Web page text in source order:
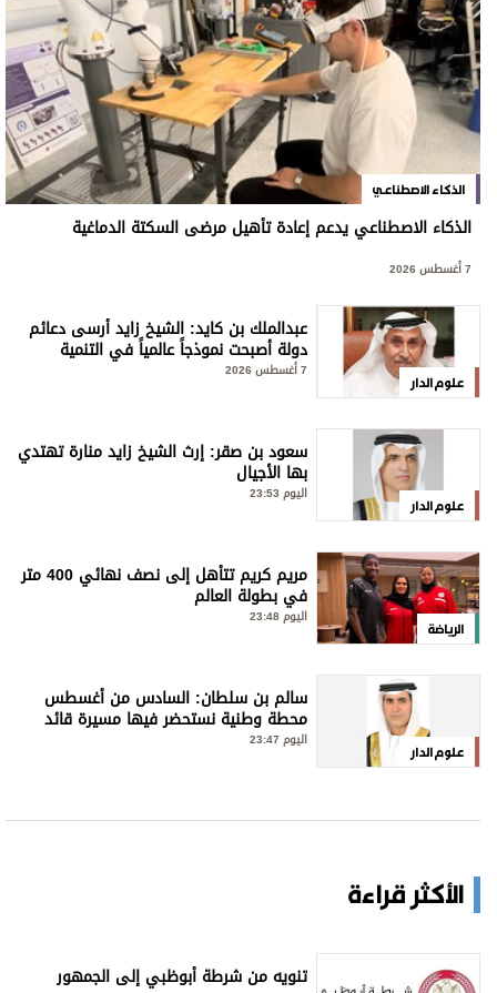
الذكاء الاصطناعي
الذكاء الاصطناعي يدعم إعادة تأهيل مرضى السكتة الدماغية
علوم الدار
عبدالملك بن كايد: الشيخ زايد أرسى دعائم
دولة أصبحت نموذجاً عالمياً في التنمية
والإنسانية
علوم الدار
سعود بن صقر: إرث الشيخ زايد منارة تهتدي
بها الأجيال
اليوم 23:53
الرياضة
مريم كريم تتأّهل إلى نصف نهائي 400 متر
في بطولة العالم
اليوم 23:48
علوم الدار
سالم بن سلطان: السادس من أغسطس
محطة وطنية نستحضر فيها مسيرة قائد
استثنائي
اليوم 23:47
الأكثر قراءة
تنويه من شرطة أبوظبي إلى الجمهور